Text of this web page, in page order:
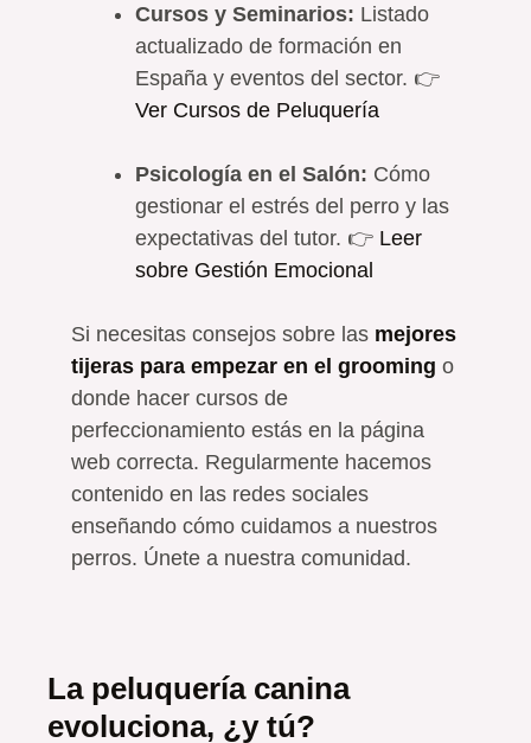
Cursos y Seminarios: Listado
actualizado de formación en
España y eventos del sector. 👉
Ver Cursos de Peluquería
Psicología en el Salón: Cómo
gestionar el estrés del perro y las
expectativas del tutor. 👉 Leer
sobre Gestión Emocional
Si necesitas consejos sobre las mejores
tijeras para empezar en el grooming o
donde hacer cursos de
perfeccionamiento estás en la página
web correcta. Regularmente hacemos
contenido en las redes sociales
enseñando cómo cuidamos a nuestros
perros. Únete a nuestra comunidad.
La peluquería canina
evoluciona, ¿y tú?